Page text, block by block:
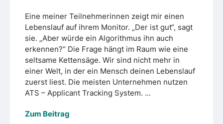
Eine meiner Teilnehmerinnen zeigt mir einen
Lebenslauf auf ihrem Monitor. „Der ist gut“, sagt
sie. „Aber würde ein Algorithmus ihn auch
erkennen?“ Die Frage hängt im Raum wie eine
seltsame Kettensäge. Wir sind nicht mehr in
einer Welt, in der ein Mensch deinen Lebenslauf
zuerst liest. Die meisten Unternehmen nutzen
ATS – Applicant Tracking System. ...
Zum Beitrag